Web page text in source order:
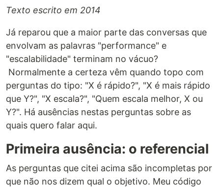
Texto escrito em 2014
Já reparou que a maior parte das conversas que
envolvam as palavras "performance" e
"escalabilidade" terminam no vácuo?
Normalmente a certeza vêm quando topo com
perguntas do tipo: "X é rápido?", "X é mais rápido
que Y?", "X escala?", "Quem escala melhor, X ou
Y?". Há ausências nestas perguntas sobre as
quais quero falar aqui.
Primeira ausência: o referencial
As perguntas que citei acima são incompletas por
que não nos dizem qual o objetivo. Meu código